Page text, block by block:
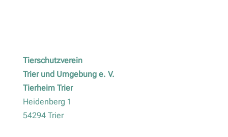
Tierschutzverein
Trier und Umgebung e. V.
Tierheim Trier
Heidenberg 1
54294 Trier